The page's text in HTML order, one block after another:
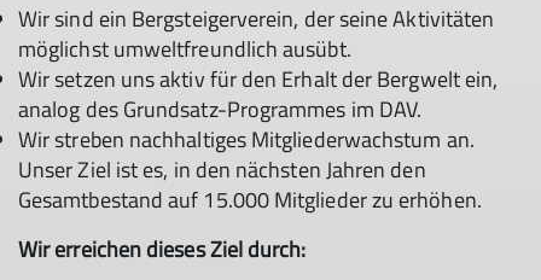
Wir sind ein Bergsteigerverein, der seine Aktivitäten
möglichst umweltfreundlich ausübt.
Wir setzen uns aktiv für den Erhalt der Bergwelt ein,
analog des Grundsatz-Programmes im DAV.
Wir streben nachhaltiges Mitgliederwachstum an.
Unser Ziel ist es, in den nächsten Jahren den
Gesamtbestand auf 15.000 Mitglieder zu erhöhen.
Wir erreichen dieses Ziel durch: